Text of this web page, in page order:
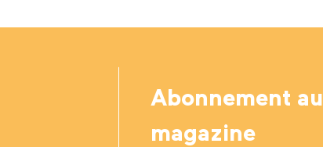
Abonnement au
magazine